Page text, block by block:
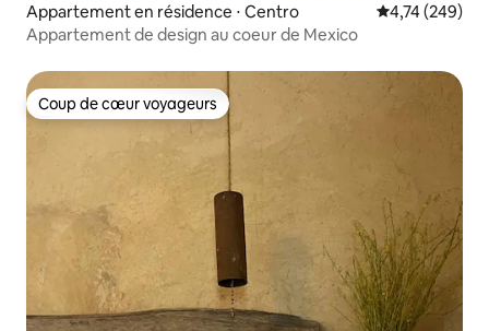
Appartement en résidence ⋅ Centro Évaluation
4,74 (249)
Appartement de design au coeur de Mexico
Coup de cœur voyageurs
Coup de cœur voyageurs